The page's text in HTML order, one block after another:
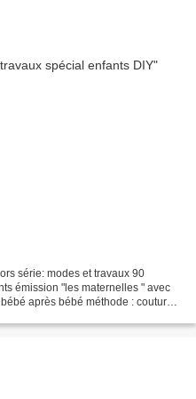
émission "les maternelles " avec
après bébé méthode : couture